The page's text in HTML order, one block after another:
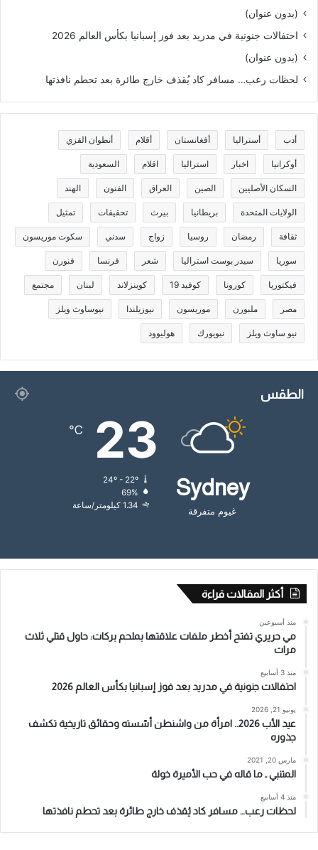
(بدون عنوان)
احتفالات جنونية في مدريد بعد فوز إسبانيا بكأس العالم 2026
(بدون عنوان)
لحظات رعب… مسافر كاد يُقذف خارج طائرة بعد تحطم نافذتها
أدب أستراليا أفغانستان أقلام أنطوان القزي
أوكرانيا اخبار استراليا اقلام السعودية
السكان الأصليين الصين العراق الفنون الهند
الولايات المتحدة بريطانيا بيرث تحقيقات تمثيل
ثقافة رمضان روسيا زواج سدني سكوت موريسون
سوريا سيدر بوست استراليا شعر فرنسا فنورن
فيكتوريا كورونا كوفيد 19 كوينزلاند لبنان مجتمع
مصر ملبورن موريسون نيوزيلندا نيوساوث ويلز
نيو ساوث ويلز نيويورك هوليوود
الطقس
Sydney
غيوم متفرقة
23
℃
24º - 22º
69%
1.34 كيلومتر/ساعة
أكثر المقالات قراءة
منذ أسبوعين
مي حريري تفتح أخطر ملفات علاقتها بملحم بركات: حاول قتلي ثلاث
مرات
منذ 3 أسابيع
احتفالات جنونية في مدريد بعد فوز إسبانيا بكأس العالم 2026
يونيو 21, 2026
عيد الأب 2026.. امرأة من واشنطن أسّسته وحقائق تاريخية تكشف
جذوره
مارس 20, 2021
المتنبي ـ ما قاله في حب الأميرة خولة
منذ 4 أسابيع
لحظات رعب… مسافر كاد يُقذف خارج طائرة بعد تحطم نافذتها